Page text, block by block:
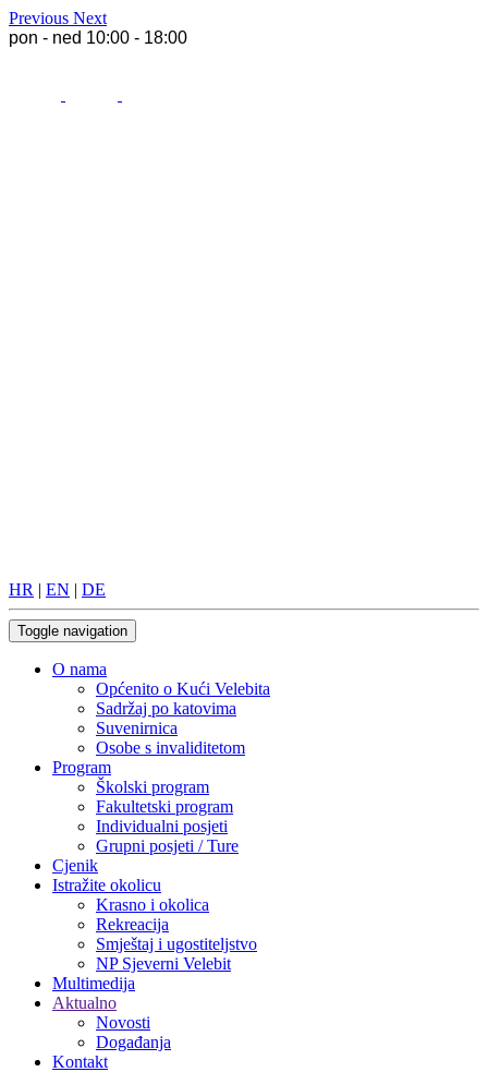
Previous Next
pon - ned 10:00 - 18:00
HR | EN | DE
Toggle navigation
O nama
Općenito o Kući Velebita
Sadržaj po katovima
Suvenirnica
Osobe s invaliditetom
Program
Školski program
Fakultetski program
Individualni posjeti
Grupni posjeti / Ture
Cjenik
Istražite okolicu
Krasno i okolica
Rekreacija
Smještaj i ugostiteljstvo
NP Sjeverni Velebit
Multimedija
Aktualno
Novosti
Događanja
Kontakt